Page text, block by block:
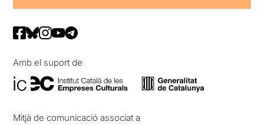
Amb el suport de
Mitjà de comunicació associat a